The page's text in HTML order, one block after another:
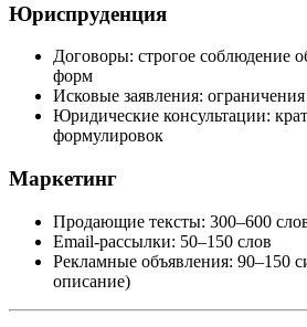
Юриспруденция
Договоры: строгое соблюдение
форм
Исковые заявления:
Юридические консультации:
формулировок
Маркетинг
Продающие тексты: 300–600
Email-рассылки: 50–150 слов
Рекламные объявления: 90–150
описание)